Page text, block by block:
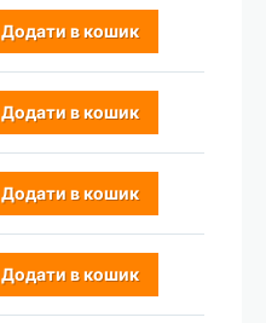
Додати в кошик
Додати в кошик
Додати в кошик
Додати в кошик